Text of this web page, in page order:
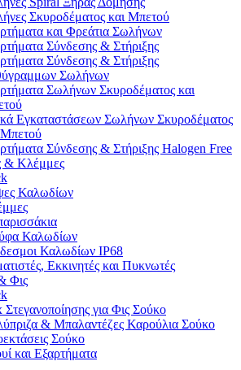
Σκυροδέματος και Μπετού
και Φρεάτια Σωλήνων
Σύνδεσης & Στήριξης
Σύνδεσης & Στήριξης
Σωλήνων
Σωλήνων Σκυροδέματος και
Εγκαταστάσεων Σωλήνων Σκυροδέματος
Μπετού
Σύνδεσης & Στήριξης Halogen Free
& Κλέμμες
Καλωδίων
Καλωδίων
Καλωδίων IP68
Εκκινητές και Πυκνωτές
Φις
Στεγανοποίησης για Φις Σούκο
& Μπαλαντέζες Καρούλια Σούκο
Σούκο
και Εξαρτήματα